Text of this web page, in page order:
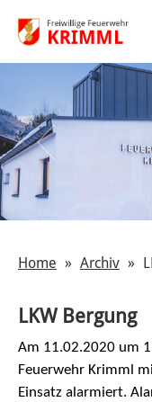
Home Archiv
LKW Bergung
Am 11.02.2020 um
Feuerwehr Krimml
Einsatz alarmiert.